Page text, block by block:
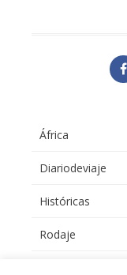
África
Diariodeviaje
Históricas
Rodaje